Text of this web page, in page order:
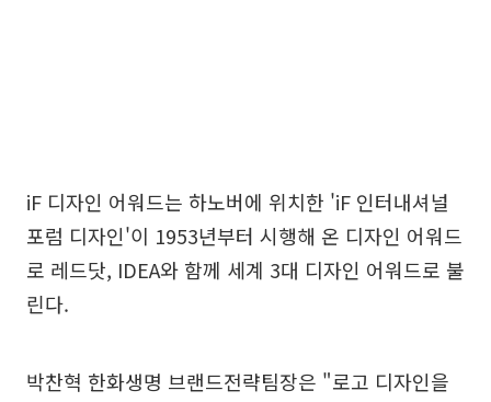
iF 디자인 어워드는 하노버에 위치한 'iF 인터내셔널
포럼 디자인'이 1953년부터 시행해 온 디자인 어워드
로 레드닷, IDEA와 함께 세계 3대 디자인 어워드로 불
린다.
박찬혁 한화생명 브랜드전략팀장은 "로고 디자인을